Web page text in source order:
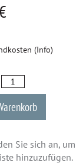
(Info)
Sie sich an,
hinzuzufügen.